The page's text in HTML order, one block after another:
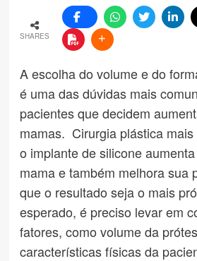
SHARES
A escolha do volume e do
é uma das dúvidas mais
pacientes que decidem
mamas. Cirurgia plástica
o implante de silicone
mama e também melhora sua
que o resultado seja o mais
esperado, é preciso levar em
fatores, como volume da
características físicas da